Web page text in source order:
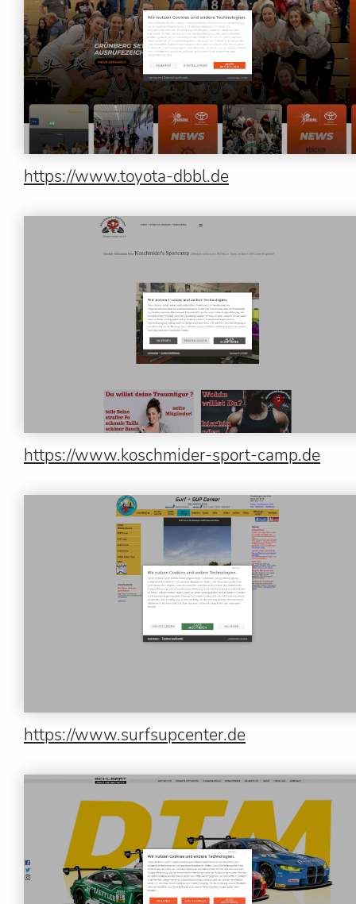
https://www.toyota-dbbl.de
https://www.koschmider-sport-camp.de
https://www.surfsupcenter.de